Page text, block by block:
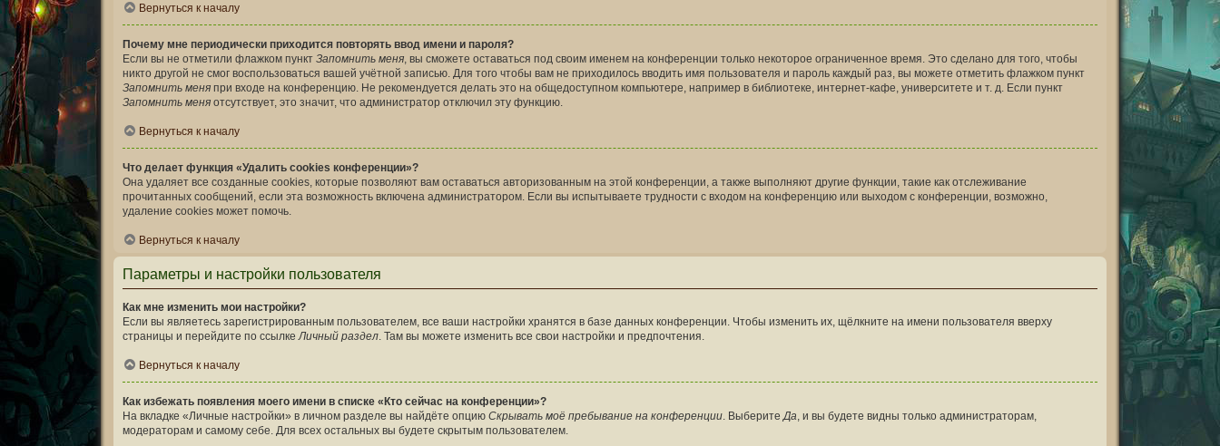
Вернуться к началу
Почему мне периодически приходится повторять ввод имени и пароля?
Если вы не отметили флажком пункт Запомнить меня, вы сможете оставаться под своим именем на конференции только некоторое ограниченное время. Это сделано для того, чтобы
никто другой не смог воспользоваться вашей учётной записью. Для того чтобы вам не приходилось вводить имя пользователя и пароль каждый раз, вы можете отметить флажком пункт
Запомнить меняпри входе на конференцию. Не рекомендуется делать это на общедоступном компьютере, например в библиотеке, интернет-кафе, университете и т. д. Если пункт
Запомнить меняотсутствует, это значит, что администратор отключил эту функцию.
Вернуться к началу
Что делает функция «Удалить cookies конференции»?
Она удаляет все созданные cookies, которые позволяют вам оставаться авторизованным на этой конференции, а также выполняют другие функции, такие как отслеживание
прочитанных сообщений, если эта возможность включена администратором. Если вы испытываете трудности с входом на конференцию или выходом с конференции, возможно,
удаление cookies может помочь.
Вернуться к началу
Параметры и настройки пользователя
Как мне изменить мои настройки?
Если вы являетесь зарегистрированным пользователем, все ваши настройки хранятся в базе данных конференции. Чтобы изменить их, щёлкните на имени пользователя вверху
страницы и перейдите по ссылке Личный раздел. Там вы можете изменить все свои настройки и предпочтения.
Вернуться к началу
Как избежать появления моего имени в списке «Кто сейчас на конференции»?
На вкладке «Личные настройки» в личном разделе вы найдёте опцию Скрывать моё пребывание на конференции. Выберите Да , и вы будете видны только администраторам,
модераторам и самому себе. Для всех остальных вы будете скрытым пользователем.